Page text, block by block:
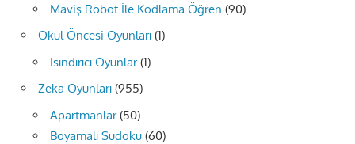
Maviş Robot İle Kodlama Öğren (90)
Okul Öncesi Oyunları (1)
Isındırıcı Oyunlar(1)
Zeka Oyunları (955)
Apartmanlar(50)
Boyamalı Sudoku (60)